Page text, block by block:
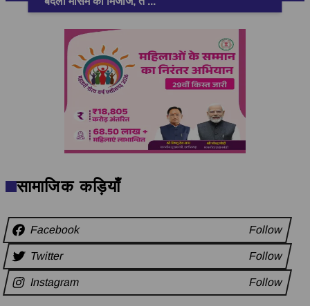
सामाजिक कड़ियाँ
Facebook Follow
Twitter Follow
Instagram Follow